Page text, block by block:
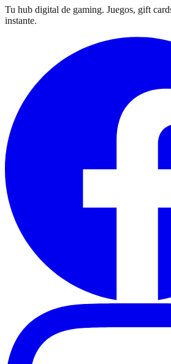
Tu hub digital de gaming. Juegos, gift
instante.